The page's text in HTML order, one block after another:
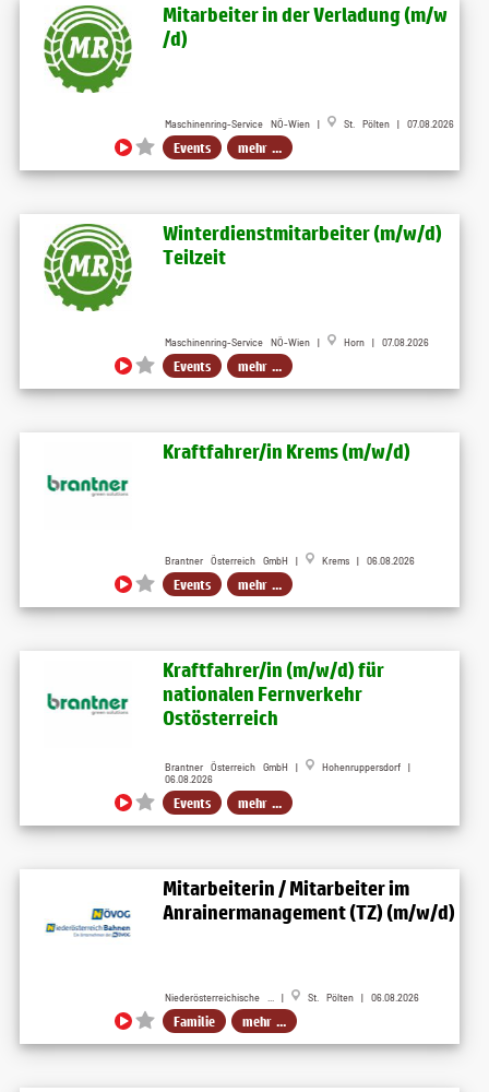
Mitarbeiter in der Verladung (m​/w​
/d)
Maschinenring-Service NÖ-Wien | St. Pölten | 07.08.2026
Events mehr ...
Winterdienstmitarbeiter (m​/w​/d)
Teilzeit
Maschinenring-Service NÖ-Wien | Horn | 07.08.2026
Events mehr ...
Kraftfahrer/in Krems (m/w/d)
Brantner Österreich GmbH | Krems | 06.08.2026
Events mehr ...
Kraftfahrer/in (m/w/d) für
nationalen Fernverkehr
Ostösterreich
Brantner Österreich GmbH |
Hohenruppersdorf |
06.08.2026
Events mehr ...
Mitarbeiterin / Mitarbeiter im
Anrainermanagement (TZ) (m/w/d)
Niederösterreichische ... | St. Pölten | 06.08.2026
Familie mehr ...